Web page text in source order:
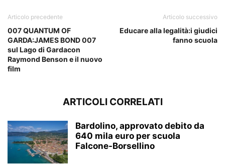
Articolo precedente
007 QUANTUM OF
GARDA:JAMES BOND 007
sul Lago di Gardacon
Raymond Benson e il nuovo
film
Articolo successivo
Educare alla legalità:i giudici
fanno scuola
ARTICOLI CORRELATI
Bardolino, approvato debito da
640 mila euro per scuola
Falcone-Borsellino